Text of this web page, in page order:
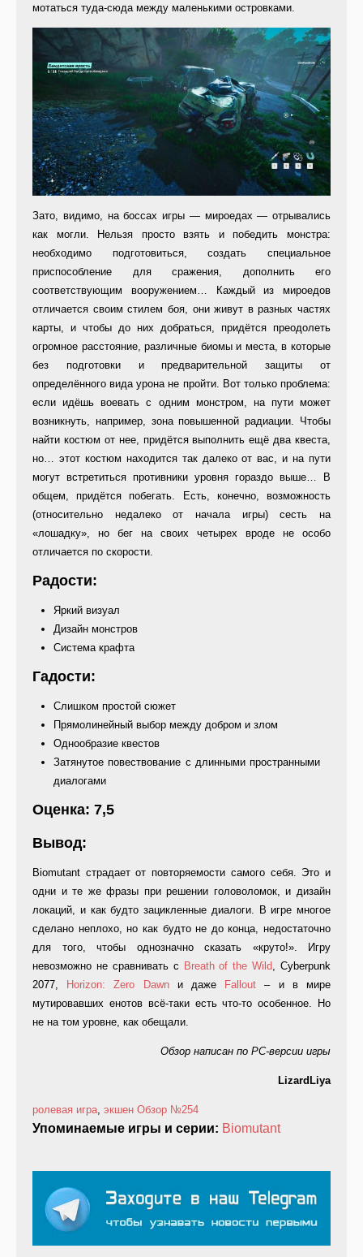
мотаться туда-сюда между маленькими островками.
Зато, видимо, на боссах игры — мироедах — отрывались
как могли. Нельзя просто взять и победить монстра:
необходимо подготовиться, создать специальное
приспособление для сражения, дополнить его
соответствующим вооружением… Каждый из мироедов
отличается своим стилем боя, они живут в разных частях
карты, и чтобы до них добраться, придётся преодолеть
огромное расстояние, различные биомы и места, в которые
без подготовки и предварительной защиты от
определённого вида урона не пройти. Вот только проблема:
если идёшь воевать с одним монстром, на пути может
возникнуть, например, зона повышенной радиации. Чтобы
найти костюм от нее, придётся выполнить ещё два квеста,
но… этот костюм находится так далеко от вас, и на пути
могут встретиться противники уровня гораздо выше… В
общем, придётся побегать. Есть, конечно, возможность
(относительно недалеко от начала игры) сесть на
«лошадку», но бег на своих четырех вроде не особо
отличается по скорости.
Радости:
Яркий визуал
Дизайн монстров
Система крафта
Гадости:
Слишком простой сюжет
Прямолинейный выбор между добром и злом
Однообразие квестов
Затянутое повествование с длинными пространными
диалогами
Оценка: 7,5
Вывод:
Biomutant страдает от повторяемости самого себя. Это и
одни и те же фразы при решении головоломок, и дизайн
локаций, и как будто зацикленные диалоги. В игре многое
сделано неплохо, но как будто не до конца, недостаточно
для того, чтобы однозначно сказать «круто!». Игру
невозможно не сравнивать с Breath of the Wild, Cyberpunk
2077,
Horizon: Zero Dawnи даже Fallout – и в мире
мутировавших енотов всё-таки есть что-то особенное. Но
не на том уровне, как обещали.
Обзор написан по PC-версии игры
LizardLiya
ролевая игра, экшен Обзор №254
Упоминаемые игры и серии: Biomutant